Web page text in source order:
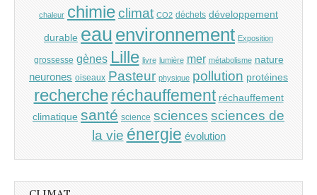
chaleur chimieclimat CO2 déchets développement
durable eau environnement Exposition
grossesse gènes Lille livre lumière mer métabolisme nature
neurones oiseaux Pasteur physique pollution protéines
recherche réchauffement réchauffement
climatique santé science sciences sciences de
la vie énergie évolution